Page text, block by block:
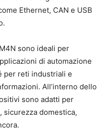
Ethernet, CAN e USB
sono ideali per
di automazione
per reti industriali e
All’interno dello
sono adatti per
sicurezza domestica,